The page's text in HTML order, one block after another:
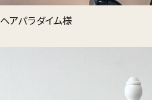
ヘアパラダイム様